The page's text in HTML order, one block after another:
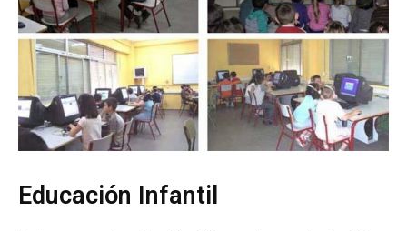
Educación Infantil